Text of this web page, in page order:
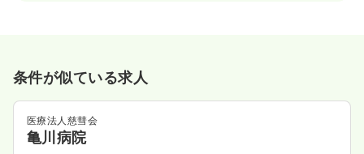
条件が似ている求人
医療法人慈彗会
亀川病院